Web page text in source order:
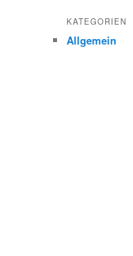
KATEGORIEN
Allgemein